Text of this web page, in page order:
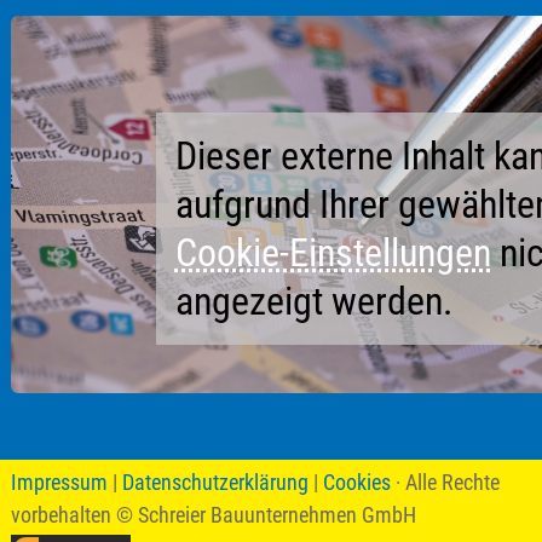
Dieser externe Inhalt
aufgrund Ihrer
Cookie-Einstellungen
angezeigt werden.
Impressum | Datenschutzerklärung | Cookies· Alle Rechte
vorbehalten © Schreier Bauunternehmen GmbH